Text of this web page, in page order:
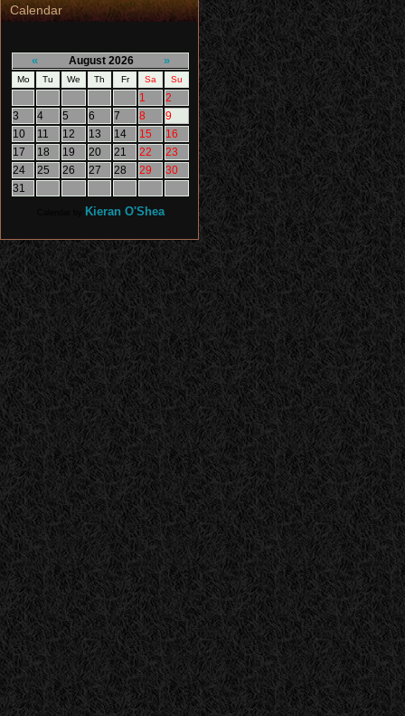
Calendar
« August 2026 »
Mo Tu We Th Fr Sa Su
1
2
3
4 5 6 7 8
9
10
11 12 13 14 15
16
17
18 19 20 21 22
23
24
25 26 27 28 29
30
31
Kieran O'Shea